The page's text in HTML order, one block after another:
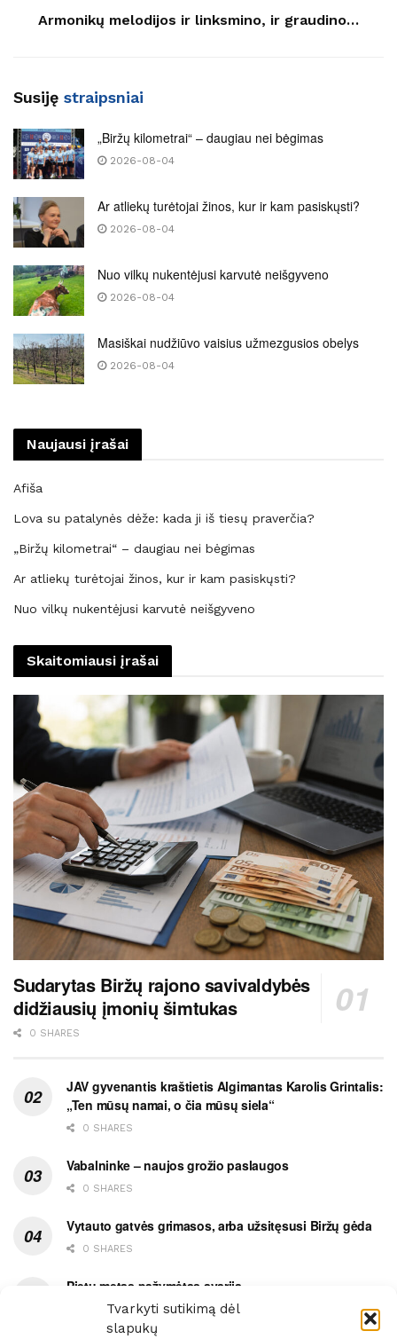
Tvarkyti sutikimą dėl
slapukų
Armonikų melodijos ir linksmino, ir graudino…
Susiję straipsniai
„Biržų kilometrai“ – daugiau nei bėgimas
2026-08-04
Ar atliekų turėtojai žinos, kur ir kam pasiskųsti?
2026-08-04
Nuo vilkų nukentėjusi karvutė neišgyveno
2026-08-04
Masiškai nudžiūvo vaisius užmezgusios obelys
2026-08-04
Naujausi įrašai
Afiša
Lova su patalynės dėže: kada ji iš tiesų praverčia?
„Biržų kilometrai“ – daugiau nei bėgimas
Ar atliekų turėtojai žinos, kur ir kam pasiskųsti?
Nuo vilkų nukentėjusi karvutė neišgyveno
Skaitomiausi įrašai
Sudarytas Biržų rajono savivaldybės
didžiausių įmonių šimtukas
0 SHARES
JAV gyvenantis kraštietis Algimantas Karolis Grintalis:
„Ten mūsų namai, o čia mūsų siela“
0 SHARES
Vabalninke – naujos grožio paslaugos
0 SHARES
Vytauto gatvės grimasos, arba užsitęsusi Biržų gėda
0 SHARES
Pietų metas pažymėtas avarija
0 SHARES